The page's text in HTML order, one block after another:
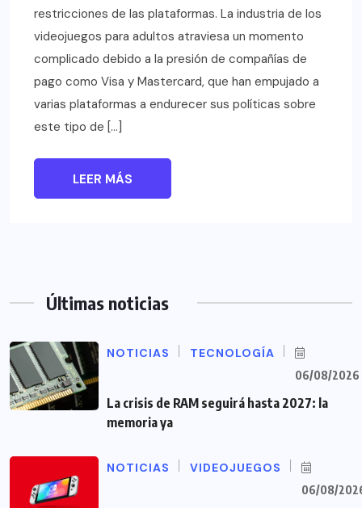
restricciones de las plataformas. La industria de los
videojuegos para adultos atraviesa un momento
complicado debido a la presión de compañías de
pago como Visa y Mastercard, que han empujado a
varias plataformas a endurecer sus políticas sobre
este tipo de […]
LEER MÁS
Últimas noticias
NOTICIAS TECNOLOGÍA
06/08/2026
La crisis de RAM seguirá hasta 2027: la
memoria ya
NOTICIAS VIDEOJUEGOS
06/08/